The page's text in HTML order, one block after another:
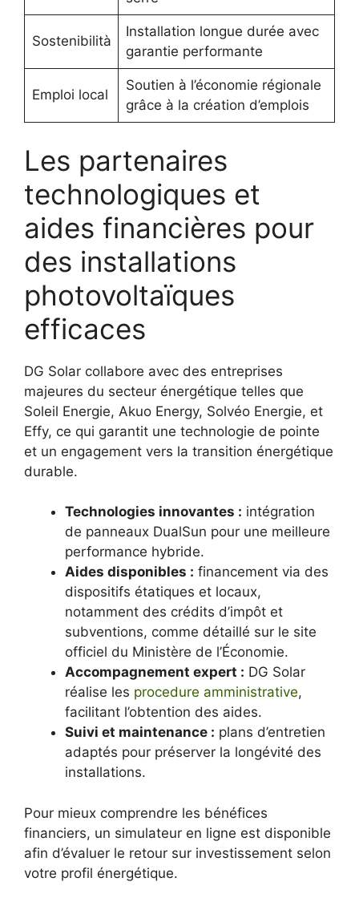
Sostenibilità
Installation longue durée avec
garantie performante
Emploi local
Soutien à l’économie régionale
grâce à la création d’emplois
Les partenaires
technologiques et
aides financières pour
des installations
photovoltaïques
efficaces
DG Solar collabore avec des entreprises
majeures du secteur énergétique telles que
Soleil Energie, Akuo Energy, Solvéo Energie, et
Effy, ce qui garantit une technologie de pointe
et un engagement vers la transition énergétique
durable.
Technologies innovantes : intégration
de panneaux DualSun pour une meilleure
performance hybride.
Aides disponibles : financement via des
dispositifs étatiques et locaux,
notamment des crédits d’impôt et
subventions, comme détaillé sur le site
officiel du Ministère de l’Économie.
Accompagnement expert : DG Solar
réalise les procedure amministrative,
facilitant l’obtention des aides.
Suivi et maintenance : plans d’entretien
adaptés pour préserver la longévité des
installations.
Pour mieux comprendre les bénéfices
financiers, un simulateur en ligne est disponible
afin d’évaluer le retour sur investissement selon
votre profil énergétique.